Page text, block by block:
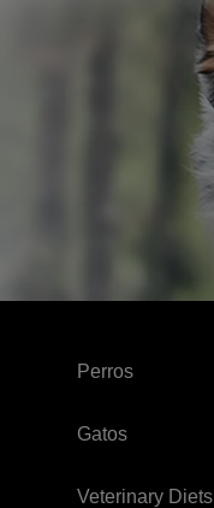
Perros
Gatos
Veterinary Diets